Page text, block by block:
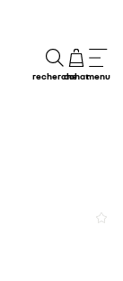
rechercheachatmenu